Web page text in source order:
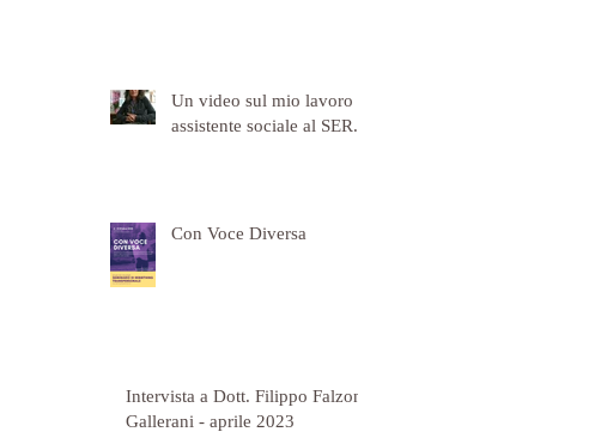
Un video sul mio lavoro di
assistente sociale al SER.D
Con Voce Diversa
Intervista a Dott. Filippo Falzoni
Gallerani - aprile 2023